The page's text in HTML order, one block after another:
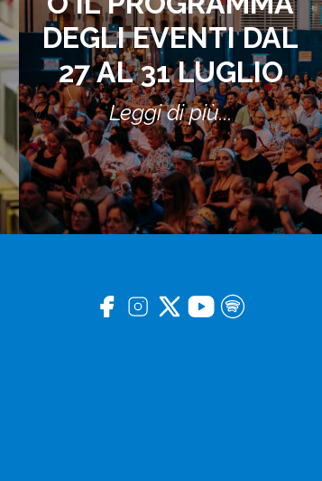
DEGLI EVENTI DAL
27 AL 31 LUGLIO
Leggi di più...